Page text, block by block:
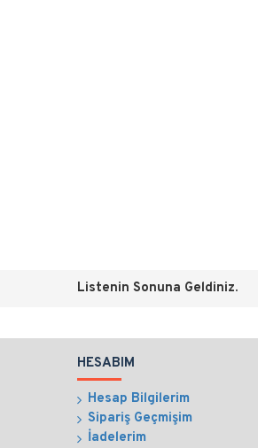
Listenin Sonuna Geldiniz.
HESABIM
Hesap Bilgilerim
Sipariş Geçmişim
İadelerim